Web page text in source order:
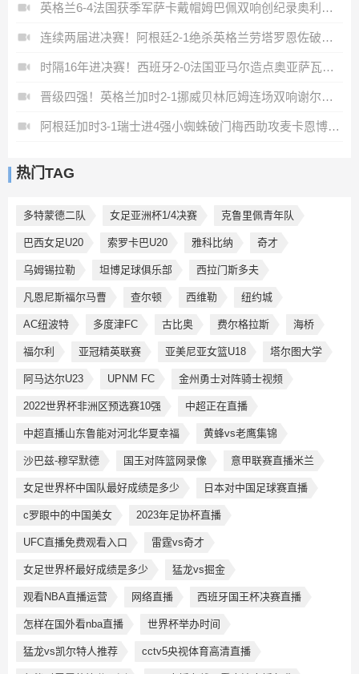
英格兰6-4法国获季军萨卡戴帽姆巴佩双响创纪录奥利塞2助+失良机
连续两届进决赛！阿根廷2-1绝杀英格兰劳塔罗恩佐破门梅西两助攻
时隔16年进决赛！西班牙2-0法国亚马尔造点奥亚萨瓦尔、波罗破门
晋级四强！英格兰加时2-1挪威贝林厄姆连场双响谢尔德鲁普破门
阿根廷加时3-1瑞士进4强小蜘蛛破门梅西助攻麦卡恩博洛假摔染红
热门TAG
多特蒙德二队 女足亚洲杯1/4决赛 克鲁里佩青年队
巴西女足U20 索罗卡巴U20 雅科比纳 奇才
乌姆锡拉勒 坦博足球俱乐部 西拉门斯多夫
凡恩尼斯福尔马曹 查尔顿 西维勒 纽约城
AC纽波特 多度津FC 古比奥 费尔格拉斯 海桥
福尔利 亚冠精英联赛 亚美尼亚女篮U18 塔尔图大学
阿马达尔U23 UPNM FC 金州勇士对阵骑士视频
2022世界杯非洲区预选赛10强 中超正在直播
中超直播山东鲁能对河北华夏幸福 黄蜂vs老鹰集锦
沙巴兹-穆罕默德 国王对阵篮网录像 意甲联赛直播米兰
女足世界杯中国队最好成绩是多少 日本对中国足球赛直播
c罗眼中的中国美女 2023年足协杯直播
UFC直播免费观看入口 雷霆vs奇才
女足世界杯最好成绩是多少 猛龙vs掘金
观看NBA直播运营 网络直播 西班牙国王杯决赛直播
怎样在国外看nba直播 世界杯举办时间
猛龙vs凯尔特人推荐 cctv5央视体育高清直播